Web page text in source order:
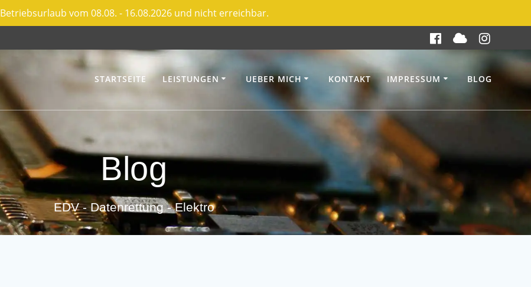
Betriebsurlaub vom 08.08. - 16.08.2026 und nicht erreichbar.
STARTSEITE LEISTUNGEN UEBER MICH KONTAKT IMPRESSUM BLOG
Blog
EDV - Datenrettung - Elektro